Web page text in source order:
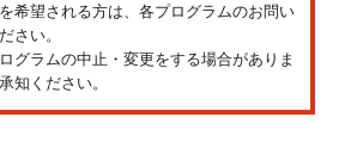
希望される方は、各プログラムのお問い
さい。
グラムの中止・変更をする場合がありま
知ください。